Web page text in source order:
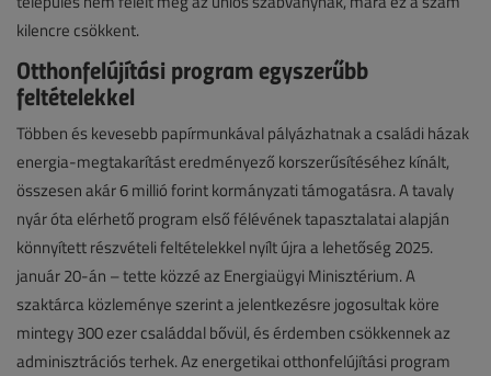
kilencre csökkent.
Otthonfelújítási program egyszerűbb
feltételekkel
Többen és kevesebb papírmunkával pályázhatnak a családi házak
energia-megtakarítást eredményező korszerűsítéséhez kínált,
összesen akár 6 millió forint kormányzati támogatásra. A tavaly
nyár óta elérhető program első félévének tapasztalatai alapján
könnyített részvételi feltételekkel nyílt újra a lehetőség 2025.
január 20-án – tette közzé az Energiaügyi Minisztérium. A
szaktárca közleménye szerint a jelentkezésre jogosultak köre
mintegy 300 ezer családdal bővül, és érdemben csökkennek az
adminisztrációs terhek. Az energetikai otthonfelújítási program